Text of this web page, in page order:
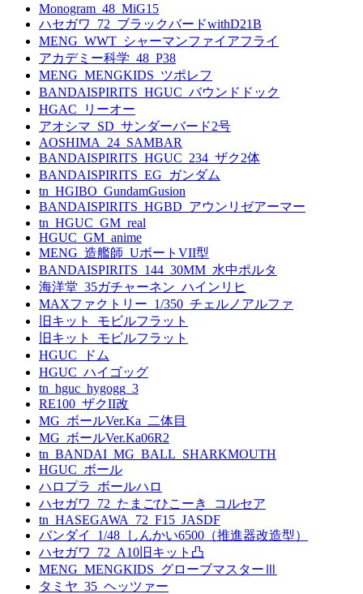
Monogram_48_MiG15
ハセガワ_72_ブラックバードwithD21B
MENG_WWT_シャーマンファイアフライ
アカデミー科学_48_P38
MENG_MENGKIDS_ツポレフ
BANDAISPIRITS_HGUC_バウンドドック
HGAC_リーオー
アオシマ_SD_サンダーバード2号
AOSHIMA_24_SAMBAR
BANDAISPIRITS_HGUC_234_ザク2体
BANDAISPIRITS_EG_ガンダム
tn_HGIBO_GundamGusion
BANDAISPIRITS_HGBD_アウンリゼアーマー
tn_HGUC_GM_real
HGUC_GM_anime
MENG_造艦師_UボートVII型
BANDAISPIRITS_144_30MM_水中ポルタ
海洋堂_35ガチャーネン_ハインリヒ
MAXファクトリー_1/350_チェルノアルファ
旧キット_モビルフラット
旧キット_モビルフラット
HGUC_ドム
HGUC_ハイゴッグ
tn_hguc_hygogg_3
RE100_ザクII改
MG_ボールVer.Ka_二体目
MG_ボールVer.Ka06R2
tn_BANDAI_MG_BALL_SHARKMOUTH
HGUC_ボール
ハロプラ_ボールハロ
ハセガワ_72_たまごひこーき_コルセア
tn_HASEGAWA_72_F15_JASDF
バンダイ_1/48_しんかい6500（推進器改造型）
ハセガワ_72_A10旧キット凸
MENG_MENGKIDS_グローブマスターⅢ
タミヤ_35_ヘッツァー